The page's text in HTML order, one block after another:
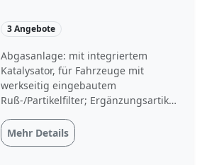
18.30.7.812.283
18.30.7.812.285
3 Angebote
Abgasanlage: mit integriertem
Katalysator, für Fahrzeuge mit
werkseitig eingebautem
Ruß-/Partikelfilter; Ergänzungsartikel
Befestigungsmaterial; Garantie: 2
Jahre Garantie oder bis 80.000km;
Mehr Details